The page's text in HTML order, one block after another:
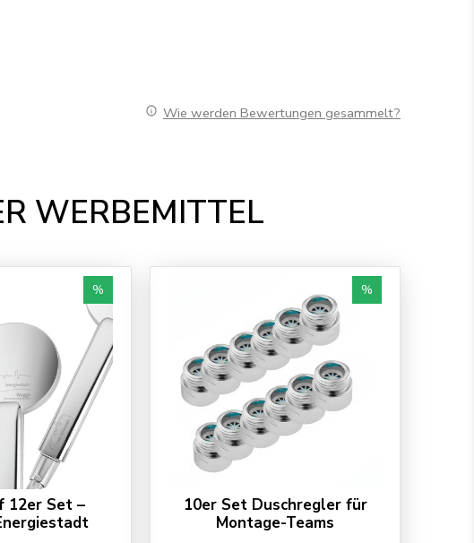
Wie werden Bewertungen gesammelt?
WERBEMITTEL
%
12er Set –
%
10er Set Duschregler für
Montage-Teams